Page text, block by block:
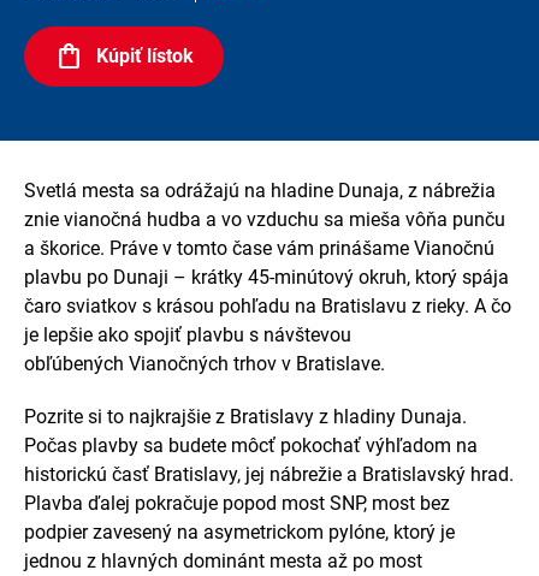
Kúpiť lístok
Svetlá mesta sa odrážajú na hladine Dunaja, z nábrežia
znie vianočná hudba a vo vzduchu sa mieša vôňa punču
a škorice. Práve v tomto čase vám prinášame Vianočnú
plavbu po Dunaji – krátky 45-minútový okruh, ktorý spája
čaro sviatkov s krásou pohľadu na Bratislavu z rieky. A čo
je lepšie ako spojiť plavbu s návštevou
obľúbených Vianočných trhov v Bratislave.
Pozrite si to najkrajšie z Bratislavy z hladiny Dunaja.
Počas plavby sa budete môcť pokochať výhľadom na
historickú časť Bratislavy, jej nábrežie a Bratislavský hrad.
Plavba ďalej pokračuje popod most SNP, most bez
podpier zavesený na asymetrickom pylóne, ktorý je
jednou z hlavných dominánt mesta až po most